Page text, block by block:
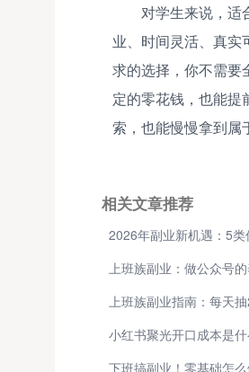
对学生来说，适
业、时间灵活、真实
求的选择，你不需要
定的零花钱，也能提
索，也能慢慢拿到属
相关文章推荐
上班族副业：做公众号
上班族副业指南：每天